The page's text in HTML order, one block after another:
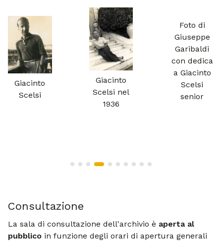
Giacinto
Scelsi
Giacinto
Scelsi nel
1936
Foto di
Giuseppe
Garibaldi
con dedica
a Giacinto
Scelsi
senior
Consultazione
La sala di consultazione dell'archivio è aperta al
pubblico in funzione degli orari di apertura generali